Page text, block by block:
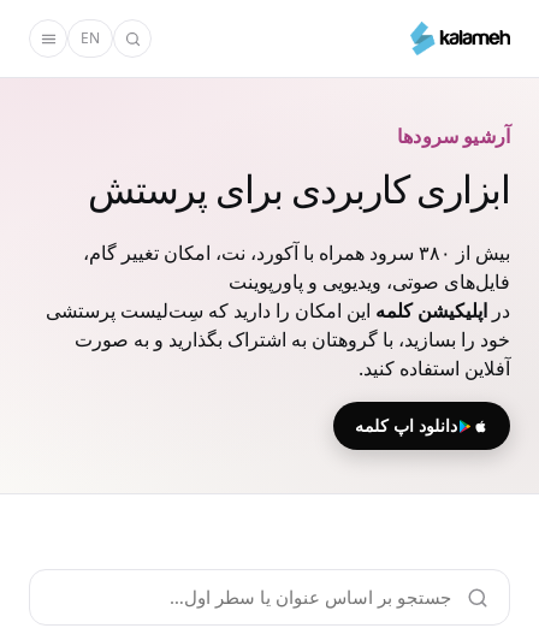
محتوای
EN
آرشیو سرودها
ابزاری کاربردی برای پرستش
بیش از ۳۸۰ سرود همراه با آکورد، نت، امکان تغییر گام،
فایل‌های صوتی، ویدیویی و پاورپوینت
در اپلیکیشن کلمه این امکان را دارید که سِت‌لیست پرستشی
خود را بسازید، با گروهتان به اشتراک بگذارید و به صورت
آفلاین استفاده کنید.
دانلود اپ کلمه